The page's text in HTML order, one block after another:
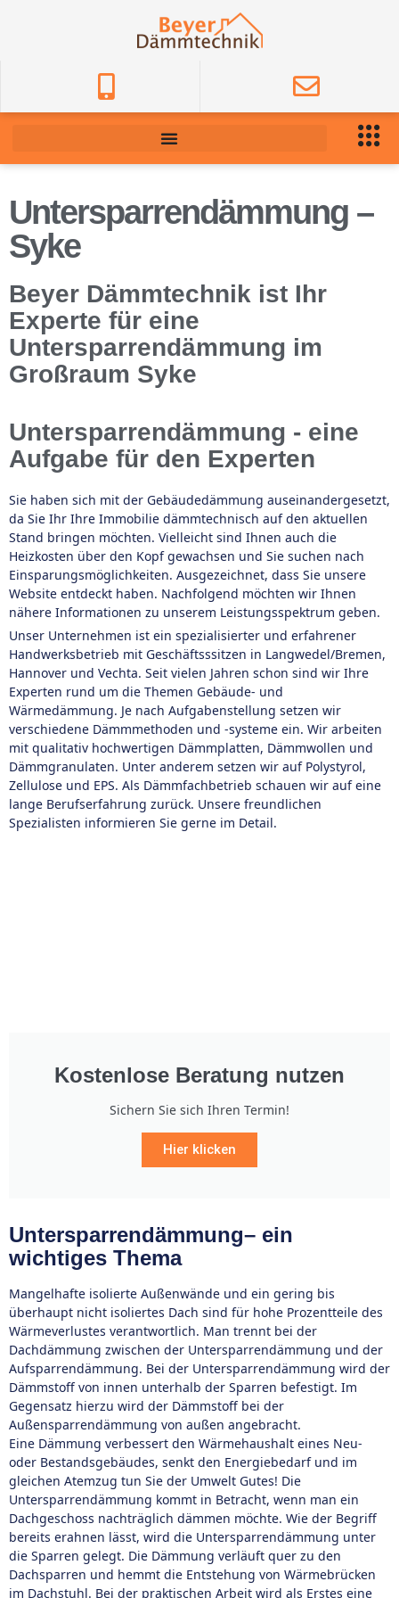
Untersparrendämmung –
Syke
Beyer Dämmtechnik ist Ihr
Experte für eine
Untersparrendämmung im
Großraum Syke
Untersparrendämmung - eine
Aufgabe für den Experten
Sie haben sich mit der Gebäudedämmung auseinandergesetzt,
da Sie Ihr Ihre Immobilie dämmtechnisch auf den aktuellen
Stand bringen möchten. Vielleicht sind Ihnen auch die
Heizkosten über den Kopf gewachsen und Sie suchen nach
Einsparungsmöglichkeiten. Ausgezeichnet, dass Sie unsere
Website entdeckt haben. Nachfolgend möchten wir Ihnen
nähere Informationen zu unserem Leistungsspektrum geben.
Unser Unternehmen ist ein spezialisierter und erfahrener
Handwerksbetrieb mit Geschäftsssitzen in Langwedel/Bremen,
Hannover und Vechta. Seit vielen Jahren schon sind wir Ihre
Experten rund um die Themen Gebäude- und
Wärmedämmung. Je nach Aufgabenstellung setzen wir
verschiedene Dämmmethoden und -systeme ein. Wir arbeiten
mit qualitativ hochwertigen Dämmplatten, Dämmwollen und
Dämmgranulaten. Unter anderem setzen wir auf Polystyrol,
Zellulose und EPS. Als Dämmfachbetrieb schauen wir auf eine
lange Berufserfahrung zurück. Unsere freundlichen
Spezialisten informieren Sie gerne im Detail.
Kostenlose Beratung nutzen
Sichern Sie sich Ihren Termin!
Hier klicken
Untersparrendämmung– ein
wichtiges Thema
Mangelhafte isolierte Außenwände und ein gering bis
überhaupt nicht isoliertes Dach sind für hohe Prozentteile des
Wärmeverlustes verantwortlich. Man trennt bei der
Dachdämmung zwischen der Untersparrendämmung und der
Aufsparrendämmung. Bei der Untersparrendämmung wird der
Dämmstoff von innen unterhalb der Sparren befestigt. Im
Gegensatz hierzu wird der Dämmstoff bei der
Außensparrendämmung von außen angebracht.
Eine Dämmung verbessert den Wärmehaushalt eines Neu-
oder Bestandsgebäudes, senkt den Energiebedarf und im
gleichen Atemzug tun Sie der Umwelt Gutes! Die
Untersparrendämmung kommt in Betracht, wenn man ein
Dachgeschoss nachträglich dämmen möchte. Wie der Begriff
bereits erahnen lässt, wird die Untersparrendämmung unter
die Sparren gelegt. Die Dämmung verläuft quer zu den
Dachsparren und hemmt die Entstehung von Wärmebrücken
im Dachstuhl. Bei der praktischen Arbeit wird als Erstes eine